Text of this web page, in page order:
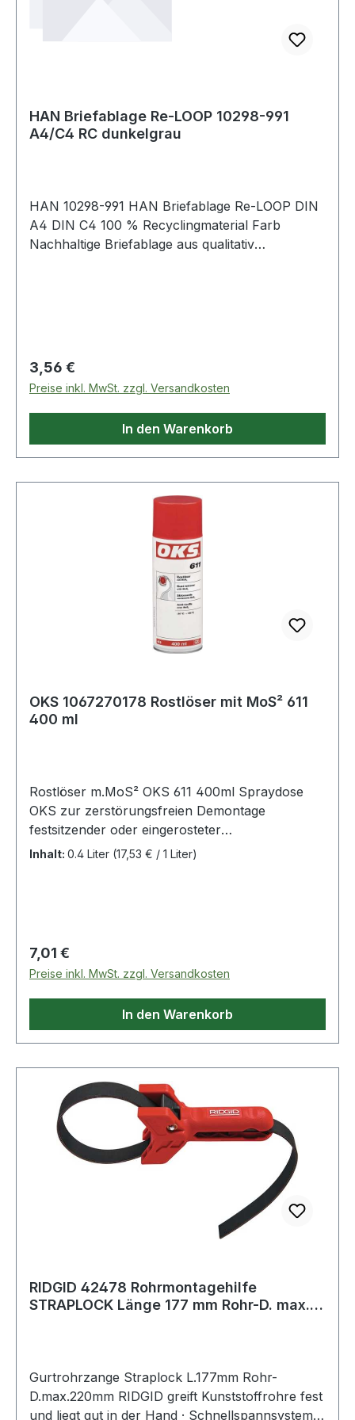
HAN Briefablage Re-LOOP 10298-991
A4/C4 RC dunkelgrau
HAN 10298-991 HAN Briefablage Re-LOOP DIN
A4 DIN C4 100 % Recyclingmaterial Farb
Nachhaltige Briefablage aus qualitativ
oder versetzt stapelbar und nestbar. Die leicht
angeschrägte Vorderfront der Briefablage
verhindert ein Herausrutschen der Dokumente.
Regulärer Preis:
3,56 €
Preise inkl. MwSt. zzgl. Versandkosten
In den Warenkorb
OKS 1067270178 Rostlöser mit MoS² 611
400 ml
Rostlöser m.MoS² OKS 611 400ml Spraydose
OKS zur zerstörungsfreien Demontage
festsitzender oder eingerosteter
Maschinenelemente · sehr gute
Eigenschaften: · Farbe: grün-schwarz · Gebinde:
Spraydose
Inhalt: 0.4 Liter (17,53 € / 1 Liter)
Regulärer Preis:
7,01 €
Preise inkl. MwSt. zzgl. Versandkosten
In den Warenkorb
RIDGID 42478 Rohrmontagehilfe
STRAPLOCK Länge 177 mm Rohr-D. max.
Gurtrohrzange Straplock L.177mm Rohr-
D.max.220mm RIDGID greift Kunststoffrohre fest
und liegt gut in der Hand · Schnellspannsystem ·